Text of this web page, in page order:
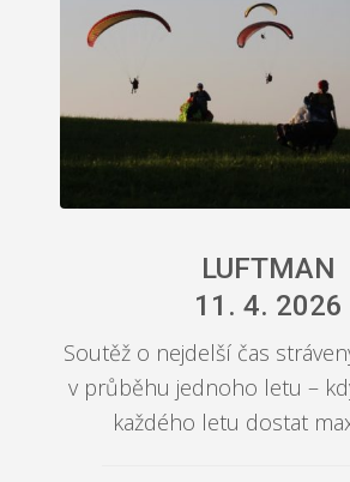
LUFTMAN
11. 4. 2026
Soutěž o nejdelší čas
v průběhu jednoho letu –
každého letu dostat